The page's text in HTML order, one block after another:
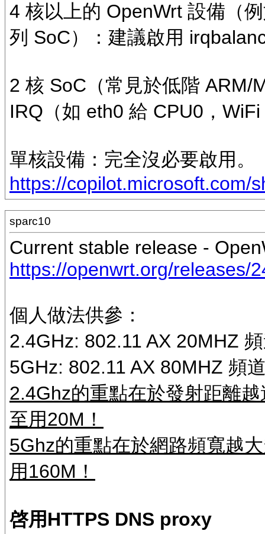
4 核以上的 OpenWrt 設備（
列 SoC）：建議啟用
2 核 SoC（常見於低階 ARM/
IRQ（如 eth0 給 CPU0，
單核設備：完全沒必要啟用。
https://copilot.microsoft.com/
sparc10
Current stable release -
https://openwrt.org/releases/
個人做法供參：
2.4GHz: 802.11 AX 20MHZ
5GHz: 802.11 AX 80MHZ 頻
2.4Ghz的重點在於發射距離
至用20M！
5Ghz的重點在於網路頻寬越
用160M！
啓用HTTPS DNS proxy